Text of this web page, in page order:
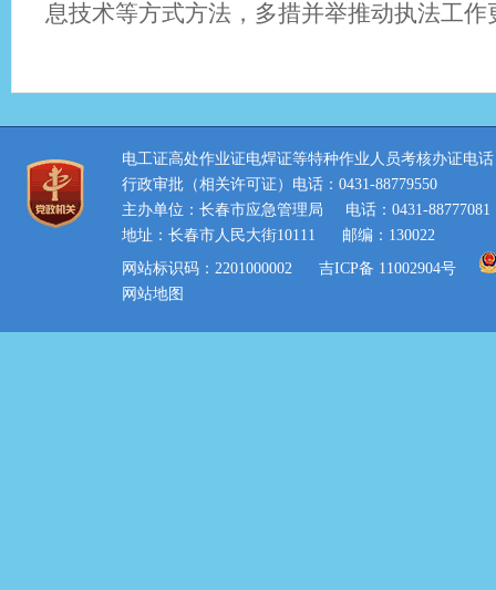
息技术等方式方法，多措并举推动执法工
电工证高处作业证电焊证等特种作业人员考核办证电话
行政审批（相关许可证）电话：0431-88779550
主办单位：长春市应急管理局
电话：0431-88777081
地址：长春市人民大街10111
邮编：130022
网站标识码：2201000002
吉ICP备 11002904号
网站地图